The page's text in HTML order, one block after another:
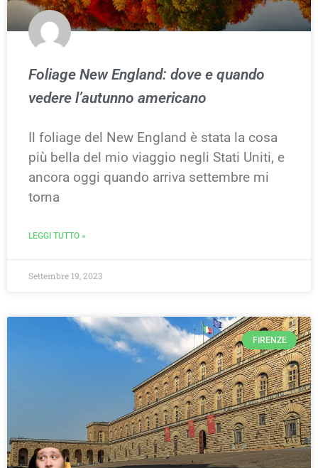
Foliage New England: dove e quando
vedere l’autunno americano
Il foliage del New England è stata la cosa
più bella del mio viaggio negli Stati Uniti, e
ancora oggi quando arriva settembre mi
torna
LEGGI TUTTO »
Settembre 19, 2023
FIRENZE